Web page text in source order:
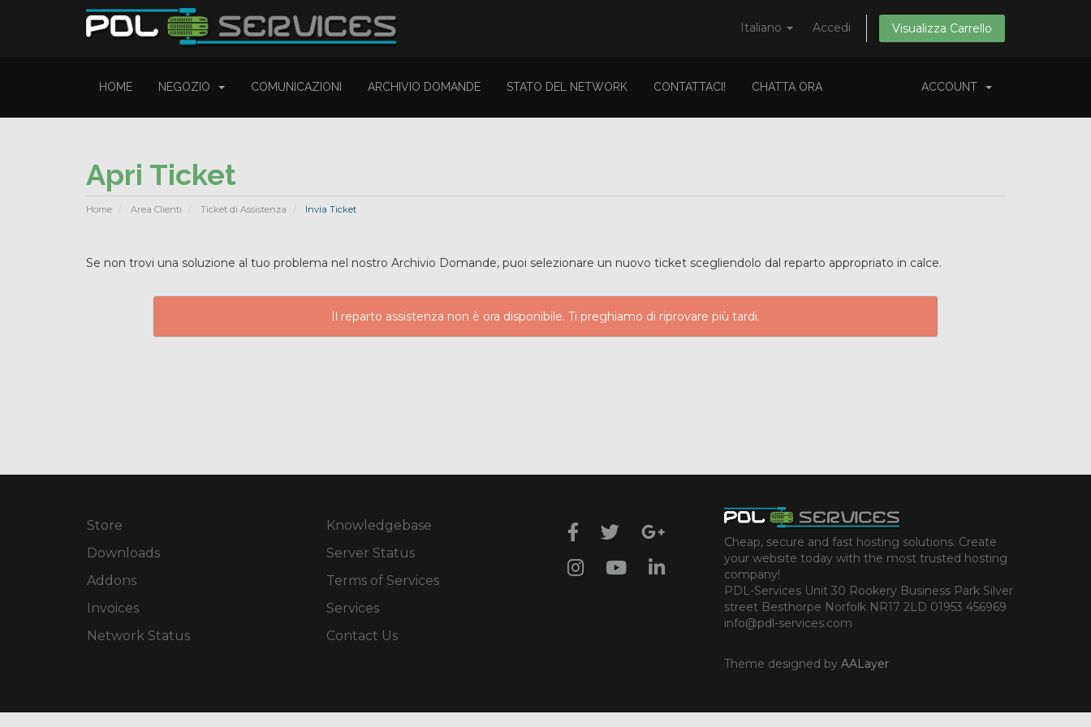
Italiano Accedi Visualizza Carrello
HOME NEGOZIO COMUNICAZIONI ARCHIVIO DOMANDE STATO DEL NETWORK CONTATTACI! CHATTA ORA ACCOUNT
Apri Ticket
Home Area Clienti Ticket di Assistenza Invia Ticket
Se non trovi una soluzione al tuo problema nel nostro Archivio Domande, puoi selezionare un nuovo ticket scegliendolo dal reparto appropriato in calce.
Il reparto assistenza non è ora disponibile. Ti preghiamo di riprovare più tardi.
Store
Downloads
Addons
Invoices
Network Status
Knowledgebase
Server Status
Terms of Services
Services
Contact Us
Cheap, secure and fast hosting solutions. Create
your website today with the most trusted hosting
company!
PDL-Services Unit 30 Rookery Business Park Silver
street Besthorpe Norfolk NR17 2LD 01953 456969
info@pdl-services.com
Theme designed byAALayer